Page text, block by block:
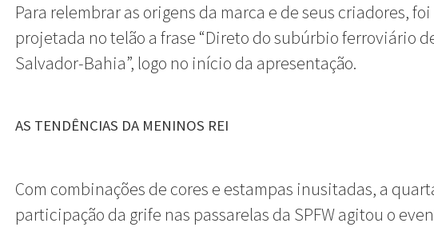
Para relembrar as origens da marca e de seus criadores, foi
projetada no telão a frase “Direto do subúrbio ferroviário
Salvador-Bahia”, logo no início da apresentação.
AS TENDÊNCIAS DA MENINOS REI
Com combinações de cores e estampas inusitadas, a
participação da grife nas passarelas da SPFW agitou o